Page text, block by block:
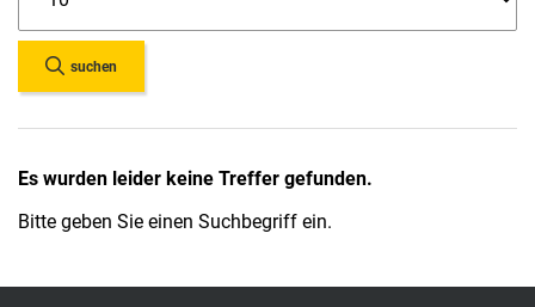
suchen
Es wurden leider keine Treffer gefunden.
Bitte geben Sie einen Suchbegriff ein.